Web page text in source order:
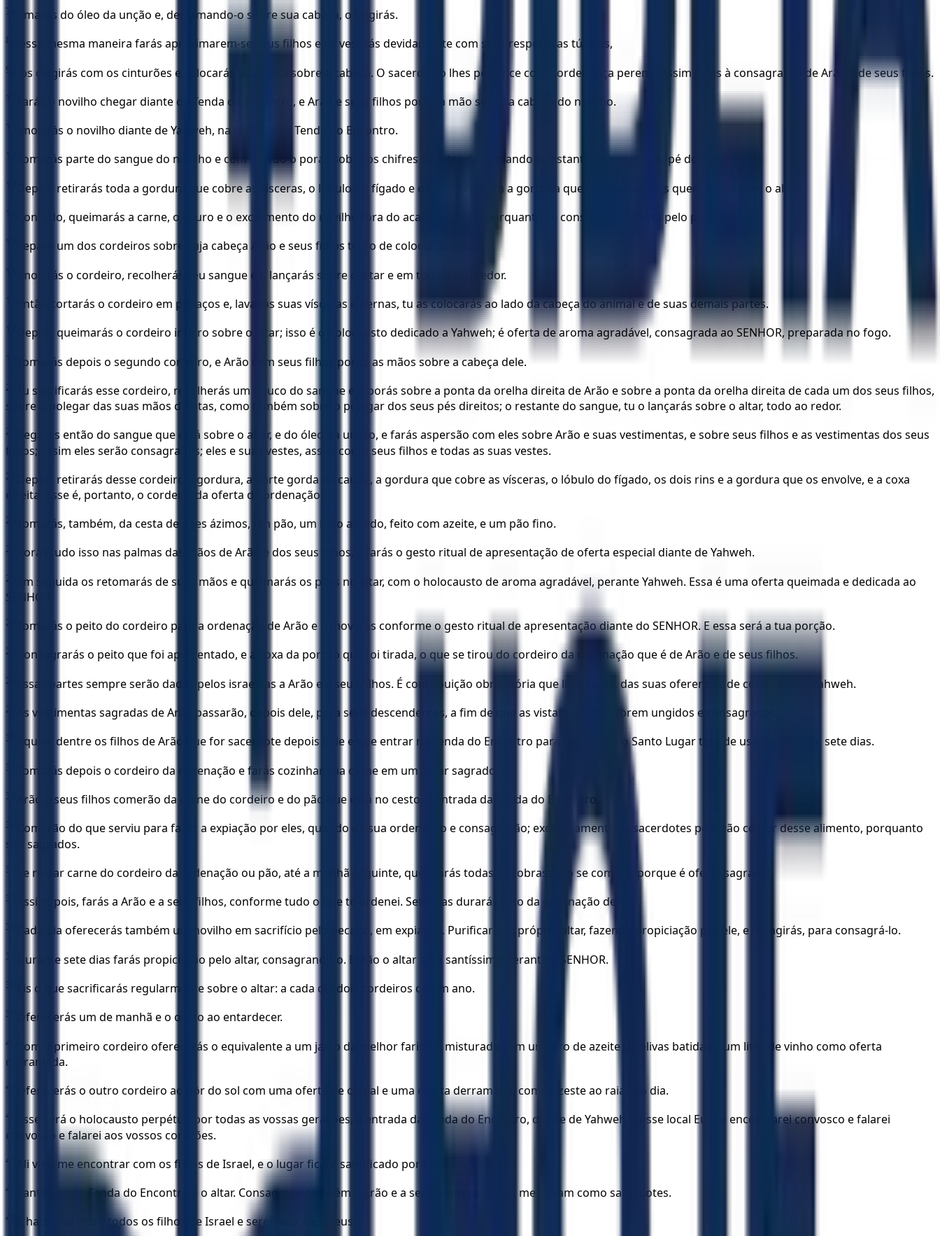
7 Tomarás do óleo da unção e, derramando-o sobre sua cabeça, o ungirás.
8 Dessa mesma maneira farás aproximarem-se seus filhos e os vestirás devidamente com suas respectivas túnicas,
9 e os cingirás com os cinturões e colocarás sua mitra sobre a cabeça. O sacerdócio lhes pertence como ordenança perene. Assim farás à consagração de Arão e de seus filhos.
10 Farás o novilho chegar diante da Tenda do Encontro, e Arão e seus filhos porão a mão sobre a cabeça do novilho.
11 Imolarás o novilho diante de Yahweh, na entrada da Tenda do Encontro.
12 Tomarás parte do sangue do novilho e com o dedo o porás sobre os chifres do altar, derramando o restante do sangue ao pé do altar.
13 Depois retirarás toda a gordura que cobre as vísceras, o lóbulo do fígado e os dois rins com a gordura que os envolve, e os queimarás sobre o altar.
14 Contudo, queimarás a carne, o couro e o excremento do novilho fora do acampamento; porquanto se constitui em oferta pelo pecado.
15 Separa um dos cordeiros sobre cuja cabeça Arão e seus filhos terão de colocar as mãos.
16 Imolarás o cordeiro, recolherás seu sangue e o lançarás sobre o altar e em todo o seu redor.
17 Então cortarás o cordeiro em pedaços e, lavadas suas vísceras e pernas, tu as colocarás ao lado da cabeça do animal e de suas demais partes.
18 Depois queimarás o cordeiro inteiro sobre o altar; isso é o holocausto dedicado a Yahweh; é oferta de aroma agradável, consagrada ao SENHOR, preparada no fogo.
19 Tomarás depois o segundo cordeiro, e Arão com seus filhos porão as mãos sobre a cabeça dele.
20
Tu sacrificarás esse cordeiro, recolherás um pouco do sangue e o porás sobre a ponta da orelha direita de Arão e sobre a ponta da orelha direita de cada um dos seus filhos,
sobre o polegar das suas mãos direitas, como também sobre o polegar dos seus pés direitos; o restante do sangue, tu o lançarás sobre o altar, todo ao redor.
21
Pegarás então do sangue que está sobre o altar, e do óleo da unção, e farás aspersão com eles sobre Arão e suas vestimentas, e sobre seus filhos e as vestimentas dos seus
filhos; assim eles serão consagrados; eles e suas vestes, assim como seus filhos e todas as suas vestes.
22
Depois retirarás desse cordeiro a gordura, a parte gorda da cauda, a gordura que cobre as vísceras, o lóbulo do fígado, os dois rins e a gordura que os envolve, e a coxa
direita. Esse é, portanto, o cordeiro da oferta de ordenação.
23 Tomarás, também, da cesta de pães ázimos, um pão, um bolo assado, feito com azeite, e um pão fino.
24 Porás tudo isso nas palmas das mãos de Arão e dos seus filhos, e farás o gesto ritual de apresentação de oferta especial diante de Yahweh.
25
Em seguida os retomarás de suas mãos e queimarás os pães no altar, com o holocausto de aroma agradável, perante Yahweh. Essa é uma oferta queimada e dedicada ao
SENHOR.
26 Tomarás o peito do cordeiro para a ordenação de Arão e o moverás conforme o gesto ritual de apresentação diante do SENHOR. E essa será a tua porção.
27 Consagrarás o peito que foi apresentado, e a coxa da porção que foi tirada, o que se tirou do cordeiro da ordenação que é de Arão e de seus filhos.
28 Essas partes sempre serão dadas pelos israelitas a Arão e a seus filhos. É contribuição obrigatória que lhes farão, das suas oferendas de comunhão a Yahweh.
29 As vestimentas sagradas de Arão passarão, depois dele, para seus descendentes, a fim de que as vistam quando forem ungidos e consagrados.
30 Aquele dentre os filhos de Arão que for sacerdote depois dele e que entrar na Tenda do Encontro para ministrar no Santo Lugar terá de usá-las durante sete dias.
31 Tomarás depois o cordeiro da ordenação e farás cozinhar sua carne em um lugar sagrado.
32 Arão e seus filhos comerão da carne do cordeiro e do pão que está no cesto, à entrada da Tenda do Encontro.
33
Comerão do que serviu para fazer a expiação por eles, quando da sua ordenação e consagração; exclusivamente os sacerdotes poderão comer desse alimento, porquanto
são sagrados.
34 Se restar carne do cordeiro da ordenação ou pão, até a manhã seguinte, queimarás todas as sobras; não se comerá, porque é oferta sagrada.
35 Assim, pois, farás a Arão e a seus filhos, conforme tudo o que te ordenei. Sete dias durará o rito da ordenação deles.
36 Cada dia oferecerás também um novilho em sacrifício pelo pecado, em expiação. Purificarás o próprio altar, fazendo propiciação por ele, e o ungirás, para consagrá-lo.
37 Durante sete dias farás propiciação pelo altar, consagrando-o. Então o altar será santíssimo perante o SENHOR.
38 Eis o que sacrificarás regularmente sobre o altar: a cada dia dois cordeiros de um ano.
39 Oferecerás um de manhã e o outro ao entardecer.
40
Com o primeiro cordeiro oferecerás o equivalente a um jarro da melhor farinha, misturada com um litro de azeite de olivas batidas e um litro de vinho como oferta
derramada.
41 Oferecerás o outro cordeiro ao pôr do sol com uma oferta de cereal e uma oferta derramada, como fizeste ao raiar do dia.
42
Esse será o holocausto perpétuo por todas as vossas gerações, à entrada da Tenda do Encontro, diante de Yahweh. Nesse local Eu me encontrarei convosco e falarei
convosco e falarei aos vossos corações.
43 Ali virei me encontrar com os filhos de Israel, e o lugar ficará santificado por minha Glória.
44 Santificarei a Tenda do Encontro e o altar. Consagrarei também a Arão e a seus filhos para que me sirvam como sacerdotes.
45 E habitarei entre todos os filhos de Israel e serei para eles Deus.